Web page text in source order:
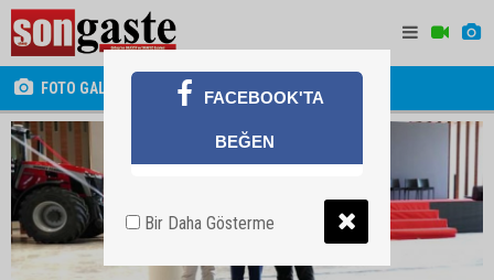
FOTO GALERİ FACEBOOK'TA
BEĞEN
Bir Daha Gösterme